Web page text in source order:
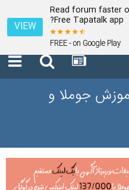
Read forum faster
Free Tapatalk app?
FREE - on Google Play
VIEW
جوملا و